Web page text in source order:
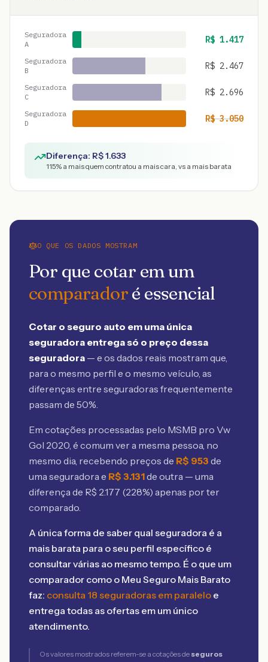
Seguradora
A
R$ 1.417
Seguradora
B
R$ 2.467
Seguradora
C
R$ 2.696
Seguradora
D
R$3.050
Diferença: R$1.633
115% a mais quem contratou a mais cara, vs a mais barata
O QUE OS DADOS MOSTRAM
Por que cotar em um
comparadoré essencial
Cotar o seguro auto em uma única
seguradora entrega só o preço dessa
seguradora — e os dados reais mostram que,
para o mesmo perfil e o mesmo veículo, as
diferenças entre seguradoras frequentemente
passam de 50%.
Em cotações processadas pelo MSMB pro Vw
Gol 2020, é comum ver a mesma pessoa, no
mesmo dia, recebendo preços de R$ 953 de
uma seguradora e R$ 3.131de outra — uma
diferença de R$ 2.177 (228%) apenas por ter
comparado.
A única forma de saber qual seguradora é a
mais barata para o seu perfil específico é
consultar várias ao mesmo tempo. É o que um
comparador como o Meu Seguro Mais Barato
faz: consulta 18 seguradoras em paralelo e
entrega todas as ofertas em um único
atendimento.
Os valores mostrados referem-se a cotações de seguros